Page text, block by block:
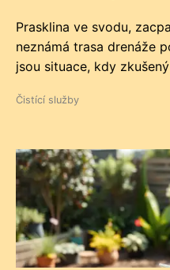
Prasklina ve svodu,
neznámá trasa drenáže
jsou situace, kdy
Čistící služby